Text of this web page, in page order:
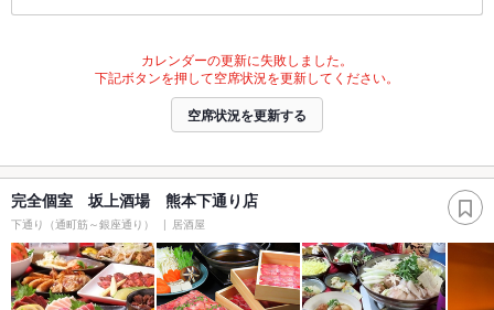
カレンダーの更新に失敗しました。
下記ボタンを押して空席状況を更新してください。
空席状況を更新する
完全個室 坂上酒場 熊本下通り店
下通り（通町筋～銀座通り） 居酒屋